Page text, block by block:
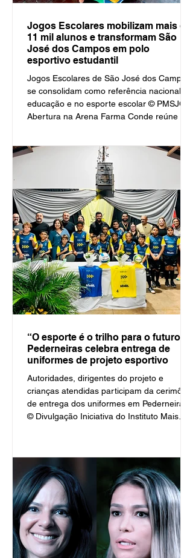
Jogos Escolares mobilizam mais de
11 mil alunos e transformam São
José dos Campos em polo
esportivo estudantil
Jogos Escolares de São José dos Campos
se consolidam como referência nacional na
educação e no esporte escolar © PMSJC
Abertura na Arena Farma Conde reúne 3
consolidando o esporte como eixo
estruturante da formação na rede
Educação e Cidadania São Paulo, 17 de
abril de 2026 A manhã desta quinta-feira
(16) foi marcada por emoção, espírito
esportivo e celebraç
“O esporte é o trilho para o futuro”:
Pederneiras celebra entrega de
uniformes de projeto esportivo
Autoridades, dirigentes do projeto e
crianças atendidas participam da cerimônia
de entrega dos uniformes em Pederneiras
© Divulgação Iniciativa do Instituto Mais
contraturno escolar. Por Governo de
Pederneiras São Paulo, 13 de abril de 2026
A noite foi marcada por emoção, inclusão e
incentivo ao futuro das crianças e jovens de
Pederneiras. Na quinta-feira (09),